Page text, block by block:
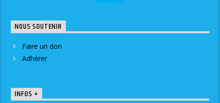
NOUS SOUTENIR
Faire un don
Adhérer
INFOS +